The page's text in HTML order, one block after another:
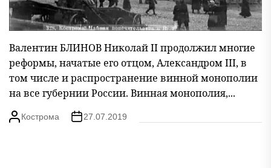
Валентин БЛИНОВ Николай II продолжил многие
реформы, начатые его отцом, Александром III, в
том числе и распространение винной монополии
на все губернии России. Винная монополия,...
Кострома 27.07.2019